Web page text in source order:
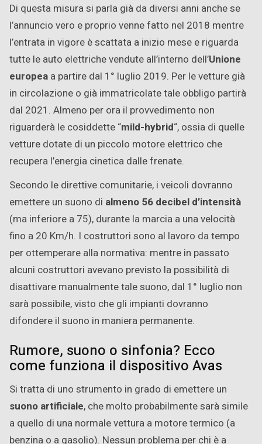
Di questa misura si parla già da diversi anni anche se
l’annuncio vero e proprio venne fatto nel 2018 mentre
l’entrata in vigore è scattata a inizio mese e riguarda
tutte le auto elettriche vendute all’interno dell’Unione
europea a partire dal 1° luglio 2019. Per le vetture già
in circolazione o già immatricolate tale obbligo partirà
dal 2021. Almeno per ora il provvedimento non
riguarderà le cosiddette “mild-hybrid“, ossia di quelle
vetture dotate di un piccolo motore elettrico che
recupera l’energia cinetica dalle frenate.
Secondo le direttive comunitarie, i veicoli dovranno
emettere un suono di almeno 56 decibel d’intensità
(ma inferiore a 75), durante la marcia a una velocità
fino a 20 Km/h. I costruttori sono al lavoro da tempo
per ottemperare alla normativa: mentre in passato
alcuni costruttori avevano previsto la possibilità di
disattivare manualmente tale suono, dal 1° luglio non
sarà possibile, visto che gli impianti dovranno
difondere il suono in maniera permanente.
Rumore, suono o sinfonia? Ecco
come funziona il dispositivo Avas
Si tratta di uno strumento in grado di emettere un
suono artificiale, che molto probabilmente sarà simile
a quello di una normale vettura a motore termico (a
benzina o a gasolio). Nessun problema per chi è a